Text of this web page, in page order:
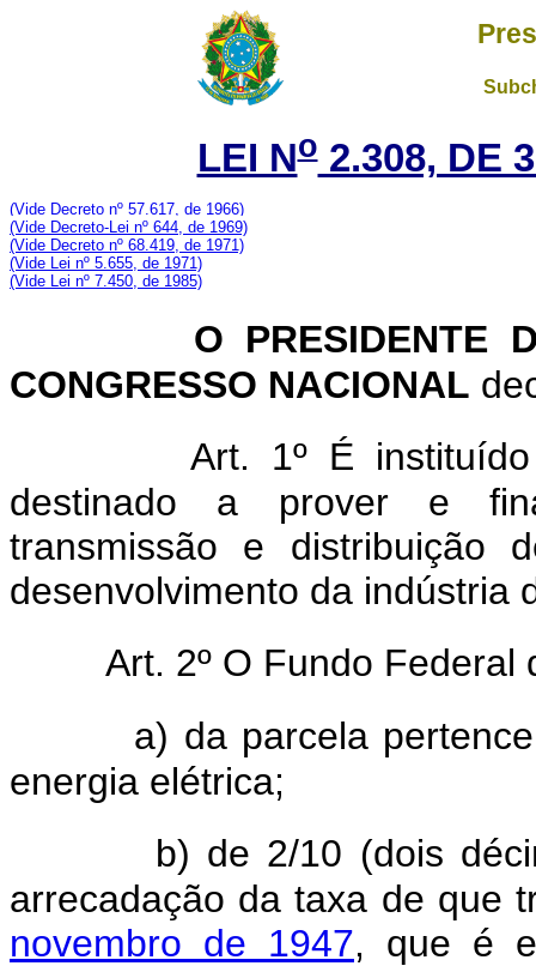
LEI No2.308, DE
(Vide Decreto nº 57.617, de 1966)
(Vide Decreto-Lei nº 644, de 1969)
(Vide Decreto nº 68.419, de 1971)
(Vide Lei nº 5.655, de 1971)
(Vide Lei nº 7.450, de 1985)
O PRESIDENTE
CONGRESSO NACIONAL
Art. 1º É
destinado a prover e
transmissão e distribuição
desenvolvimento da indústria
Art. 2º O Fundo
a) da parcela
energia elétrica;
b) de 2/10 (dois
arrecadação da taxa de que
novembro de 1947, que é